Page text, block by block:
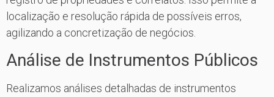
localização e resolução rápida de possíveis erros,
agilizando a concretização de negócios.
Análise de Instrumentos Públicos
Realizamos análises detalhadas de instrumentos